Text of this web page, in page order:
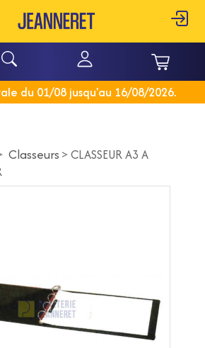
du 01/08 jusqu'au 16/08/2026.
Classeurs >CLASSEUR A3 A